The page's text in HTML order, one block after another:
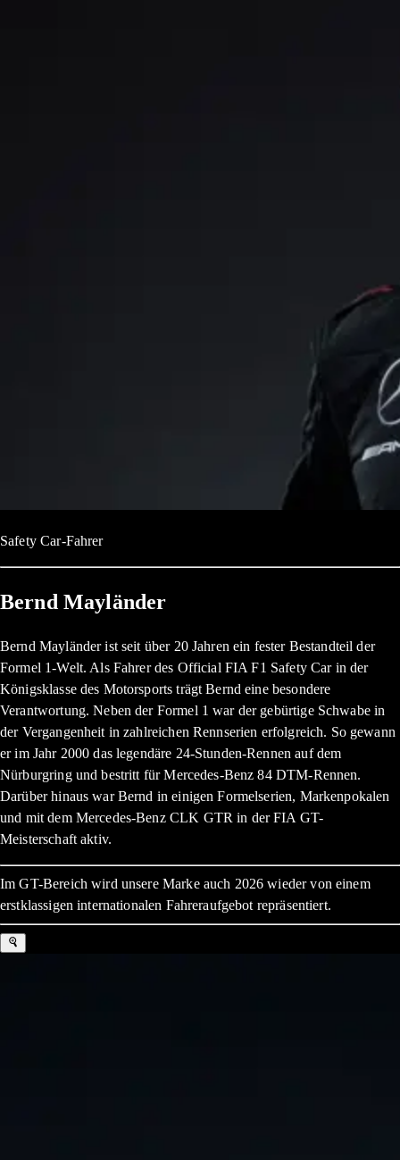
Safety Car-Fahrer
Bernd Mayländer
Bernd Mayländer ist seit über 20 Jahren ein fester Bestandteil der
Formel 1-Welt. Als Fahrer des Official FIA F1 Safety Car in der
Königsklasse des Motorsports trägt Bernd eine besondere
Verantwortung. Neben der Formel 1 war der gebürtige Schwabe in
der Vergangenheit in zahlreichen Rennserien erfolgreich. So gewann
er im Jahr 2000 das legendäre 24-Stunden-Rennen auf dem
Nürburgring und bestritt für Mercedes-Benz 84 DTM-Rennen.
Darüber hinaus war Bernd in einigen Formelserien, Markenpokalen
und mit dem Mercedes-Benz CLK GTR in der FIA GT-
Meisterschaft aktiv.
Im GT-Bereich wird unsere Marke auch 2026 wieder von einem
erstklassigen internationalen Fahreraufgebot repräsentiert.